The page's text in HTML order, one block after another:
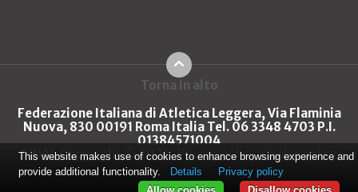
Torna in alto
Federazione Italiana di Atletica Leggera, Via Flaminia
Nuova, 830 00191 Roma Italia Tel. 06 3348 4703 P.I.
01384571004
FIDAL Copyright © 2026 Privacy policy Cookie policy
This website makes use of cookies to enhance browsing experience and
provide additional functionality.
Details
Privacy policy